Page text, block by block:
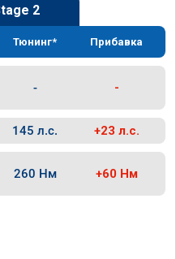
2
Тюнинг* Прибавка
- -
145 л.с. +23 л.с.
260 Нм +60 Нм